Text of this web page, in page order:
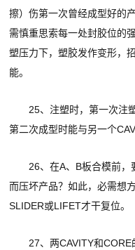
擦）伤第一次曾经成型好的
需慎重思索每一处封胶位的
塑压力下，塑胶发作变形，
能。
25、注塑时，第一次注
第二次成型时能与另一个
26、在A、B板合模前
而压坏产品？如此，必需想
SLIDER或LIFET才干复位。
27、两CAVITY和